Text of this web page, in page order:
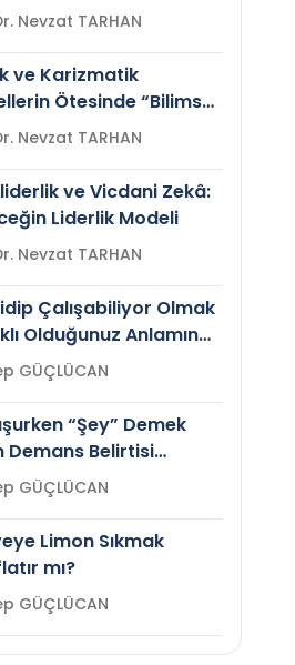
Prof.Dr. Nevzat TARHAN
ve Karizmatik
Ötesinde “Bilimsel
Prof.Dr. Nevzat TARHAN
ve Vicdani Zekâ:
Liderlik Modeli
Prof.Dr. Nevzat TARHAN
Çalışabiliyor Olmak
Olduğunuz Anlamına
Zeynep GÜÇLÜCAN
“Şey” Demek
Demans Belirtisi
mi?
Zeynep GÜÇLÜCAN
Limon Sıkmak
mı?
Zeynep GÜÇLÜCAN